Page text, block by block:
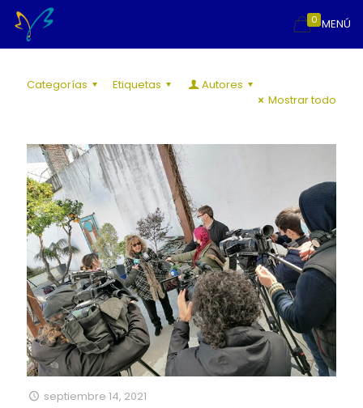
MENÚ
0
Categorías Etiquetas
Autores
Mostrar todo
septiembre 14, 2021